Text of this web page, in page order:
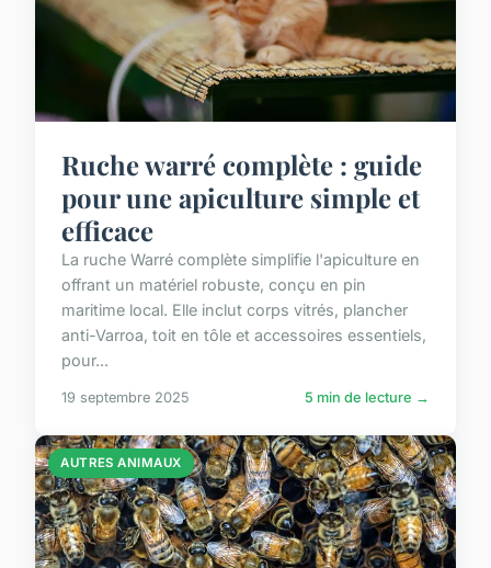
Ruche warré complète : guide
pour une apiculture simple et
efficace
La ruche Warré complète simplifie l'apiculture en
offrant un matériel robuste, conçu en pin
maritime local. Elle inclut corps vitrés, plancher
anti-Varroa, toit en tôle et accessoires essentiels,
pour...
19 septembre 2025 5 min de lecture →
AUTRES ANIMAUX